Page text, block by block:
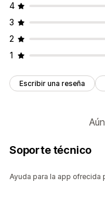
4
3
2
1
Escribir una reseña
Soporte técnico
Ayuda para la app ofrecida